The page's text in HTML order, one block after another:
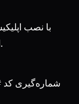
با نصب
اعتبار و مصرف کالابرگ خود را مشاهده کنند.
شماره‌گیری کد